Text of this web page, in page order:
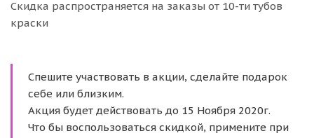
Скидка распространяется на заказы от 10-ти тубов
краски
Спешите участвовать в акции, сделайте подарок
себе или близким.
Акция будет действовать до 15 Ноября 2020г.
Что бы воспользоваться скидкой, примените при